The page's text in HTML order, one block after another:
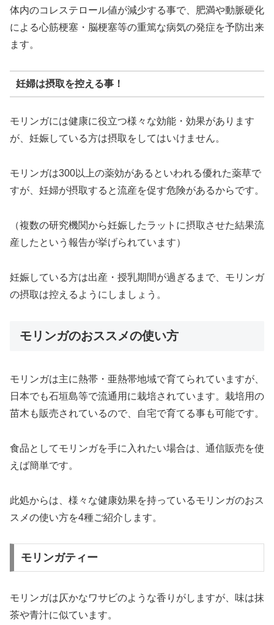
体内のコレステロール値が減少する事で、肥満や動脈硬化
による心筋梗塞・脳梗塞等の重篤な病気の発症を予防出来
ます。
妊婦は摂取を控える事！
モリンガには健康に役立つ様々な効能・効果があります
が、妊娠している方は摂取をしてはいけません。
モリンガは300以上の薬効があるといわれる優れた薬草で
すが、妊婦が摂取すると流産を促す危険があるからです。
（複数の研究機関から妊娠したラットに摂取させた結果流
産したという報告が挙げられています）
妊娠している方は出産・授乳期間が過ぎるまで、モリンガ
の摂取は控えるようにしましょう。
モリンガのおススメの使い方
モリンガは主に熱帯・亜熱帯地域で育てられていますが、
日本でも石垣島等で流通用に栽培されています。栽培用の
苗木も販売されているので、自宅で育てる事も可能です。
食品としてモリンガを手に入れたい場合は、通信販売を使
えば簡単です。
此処からは、様々な健康効果を持っているモリンガのおス
スメの使い方を4種ご紹介します。
モリンガティー
モリンガは仄かなワサビのような香りがしますが、味は抹
茶や青汁に似ています。